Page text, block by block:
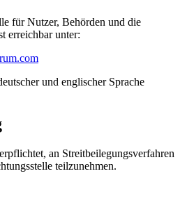
für Nutzer, Behörden und die
erreichbar unter:
und englischer Sprache
an Streitbeilegungsverfahren
teilzunehmen.